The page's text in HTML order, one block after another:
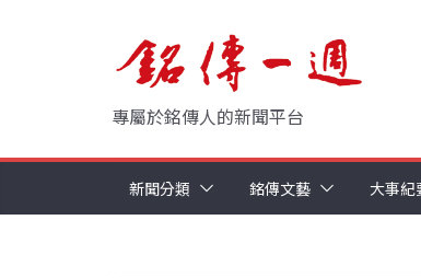
專屬於銘傳人的新聞平台
新聞分類 銘傳文藝 大事紀